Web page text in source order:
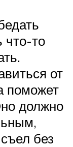
что-то
от
поможет
должно
без